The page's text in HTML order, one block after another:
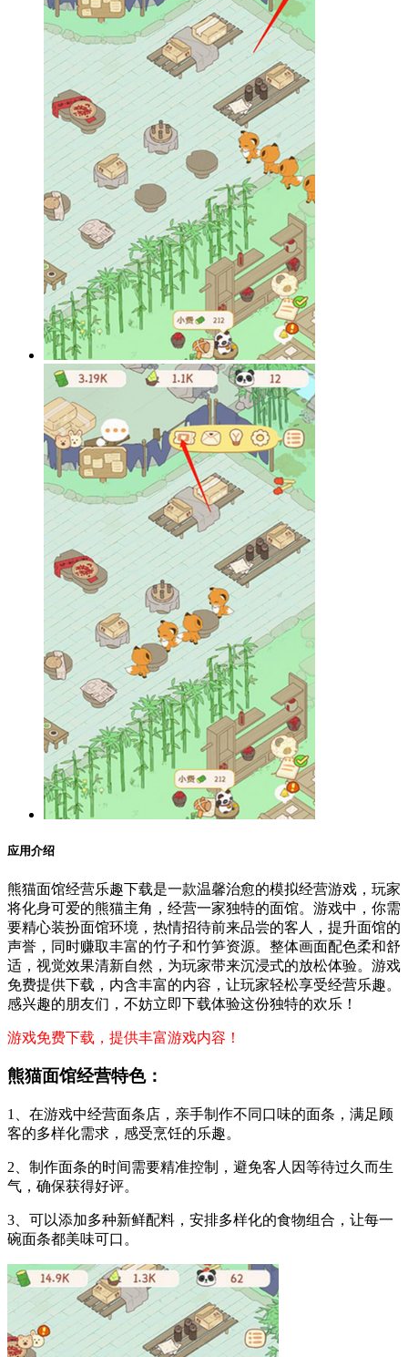
应用介绍
熊猫面馆经营乐趣下载是一款温馨治愈的模拟经营游戏，玩家
将化身可爱的熊猫主角，经营一家独特的面馆。游戏中，你需
要精心装扮面馆环境，热情招待前来品尝的客人，提升面馆的
声誉，同时赚取丰富的竹子和竹笋资源。整体画面配色柔和舒
适，视觉效果清新自然，为玩家带来沉浸式的放松体验。游戏
免费提供下载，内含丰富的内容，让玩家轻松享受经营乐趣。
感兴趣的朋友们，不妨立即下载体验这份独特的欢乐！
游戏免费下载，提供丰富游戏内容！
熊猫面馆经营特色：
1、在游戏中经营面条店，亲手制作不同口味的面条，满足顾
客的多样化需求，感受烹饪的乐趣。
2、制作面条的时间需要精准控制，避免客人因等待过久而生
气，确保获得好评。
3、可以添加多种新鲜配料，安排多样化的食物组合，让每一
碗面条都美味可口。